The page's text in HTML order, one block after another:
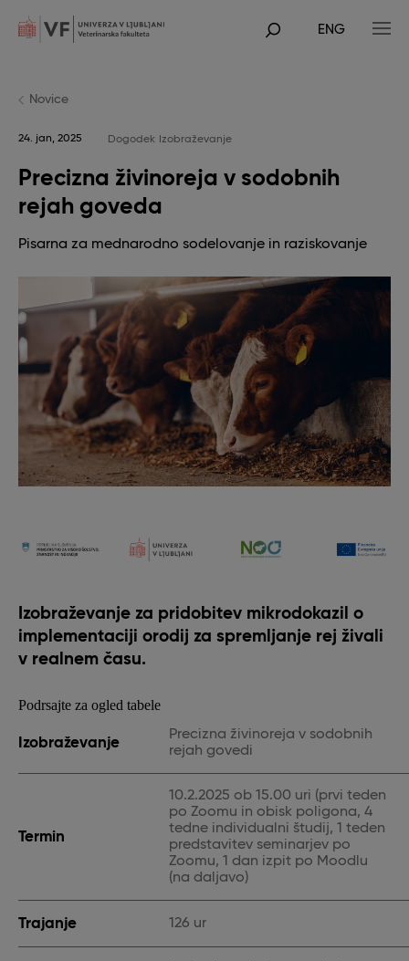
mainPOJDI
ENG
Novice
24. jan, 2025 Dogodek Izobraževanje
Precizna živinoreja v sodobnih
rejah goveda
Pisarna za mednarodno sodelovanje in raziskovanje
Izobraževanje za pridobitev mikrodokazil o
implementaciji orodij za spremljanje rej živali
v realnem času.
Podrsajte za ogled tabele
Izobraževanje
Precizna živinoreja v sodobnih
rejah govedi
Termin
10.2.2025 ob 15.00 uri (prvi teden
po Zoomu in obisk poligona, 4
tedne individualni študij, 1 teden
predstavitev seminarjev po
Zoomu, 1 dan izpit po Moodlu
(na daljavo)
Trajanje 126 ur